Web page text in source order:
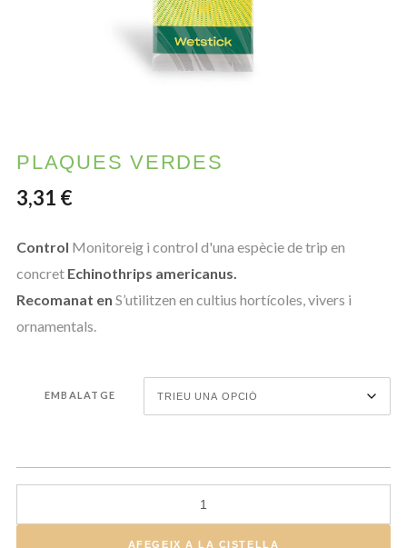
PLAQUES VERDES
3,31 €
Control Monitoreig i control d'una espècie de trip en
concret Echinothrips americanus.
Recomanat en S’utilitzen en cultius hortícoles, vivers i
ornamentals.
EMBALATGE
AFEGEIX A LA CISTELLA